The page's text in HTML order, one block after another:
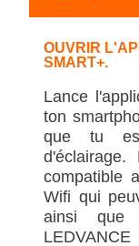
OUVRIR
SMART+.
Lance
ton
que tu
compatible
Wifi qui
ainsi que